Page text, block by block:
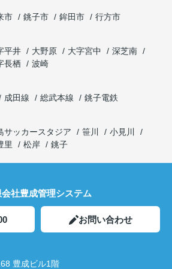
市 銚子市 鉾田市
行方市
平井 大野原 大字宮中
深芝南
長栖
波崎
成田線 総武本線
銚子電鉄
サッカースタジア 笹川
小見川
里 松岸 銚子
社豊成管理システム
お問い合わせ
豊成ビル1階